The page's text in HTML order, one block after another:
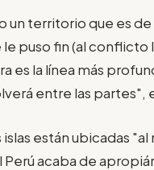
un territorio que es
puso fin (al
es la línea más
entre las partes",
están ubicadas
acaba de